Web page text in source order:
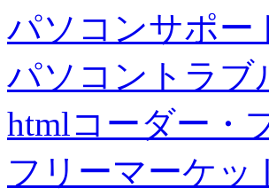
パソコンサポー
パソコントラブ
htmlコーダー・
フリーマーケッ